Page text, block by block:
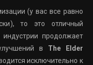
(у вас все равно
то это отличный
индустрии продолжает
в The Elder
исключительно к